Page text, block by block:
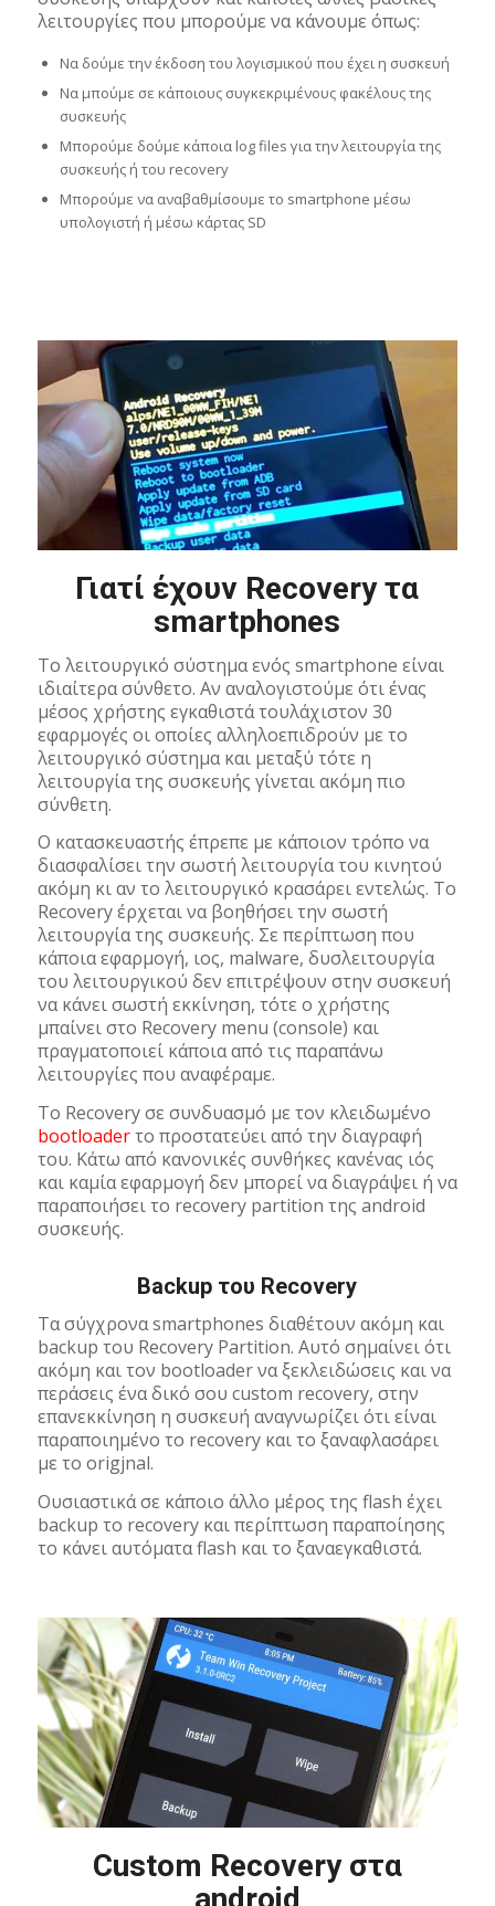
λειτουργίες που μπορούμε να κάνουμε όπως:
Να δούμε την έκδοση του λογισμικού που έχει η συσκευή
Να μπούμε σε κάποιους συγκεκριμένους φακέλους της
συσκευής
Μπορούμε δούμε κάποια log files για την λειτουργία της
συσκευής ή του recovery
Μπορούμε να αναβαθμίσουμε το smartphone μέσω
υπολογιστή ή μέσω κάρτας SD
Γιατί έχουν Recovery τα
smartphones
Το λειτουργικό σύστημα ενός smartphone είναι
ιδιαίτερα σύνθετο. Αν αναλογιστούμε ότι ένας
μέσος χρήστης εγκαθιστά τουλάχιστον 30
εφαρμογές οι οποίες αλληλοεπιδρούν με το
λειτουργικό σύστημα και μεταξύ τότε η
λειτουργία της συσκευής γίνεται ακόμη πιο
σύνθετη.
Ο κατασκευαστής έπρεπε με κάποιον τρόπο να
διασφαλίσει την σωστή λειτουργία του κινητού
ακόμη κι αν το λειτουργικό κρασάρει εντελώς. Το
Recovery έρχεται να βοηθήσει την σωστή
λειτουργία της συσκευής. Σε περίπτωση που
κάποια εφαρμογή, ιος, malware, δυσλειτουργία
του λειτουργικού δεν επιτρέψουν στην συσκευή
να κάνει σωστή εκκίνηση, τότε ο χρήστης
μπαίνει στο Recovery menu (console) και
πραγματοποιεί κάποια από τις παραπάνω
λειτουργίες που αναφέραμε.
Το Recovery σε συνδυασμό με τον κλειδωμένο
bootloaderτο προστατεύει από την διαγραφή
του. Κάτω από κανονικές συνθήκες κανένας ιός
και καμία εφαρμογή δεν μπορεί να διαγράψει ή να
παραποιήσει το recovery partition της android
συσκευής.
Backup του Recovery
Τα σύγχρονα smartphones διαθέτουν ακόμη και
backup του Recovery Partition. Αυτό σημαίνει ότι
ακόμη και τον bootloader να ξεκλειδώσεις και να
περάσεις ένα δικό σου custom recovery, στην
επανεκκίνηση η συσκευή αναγνωρίζει ότι είναι
παραποιημένο το recovery και το ξαναφλασάρει
με το origjnal.
Ουσιαστικά σε κάποιο άλλο μέρος της flash έχει
backup το recovery και περίπτωση παραποίησης
το κάνει αυτόματα flash και το ξαναεγκαθιστά.
Custom Recovery στα